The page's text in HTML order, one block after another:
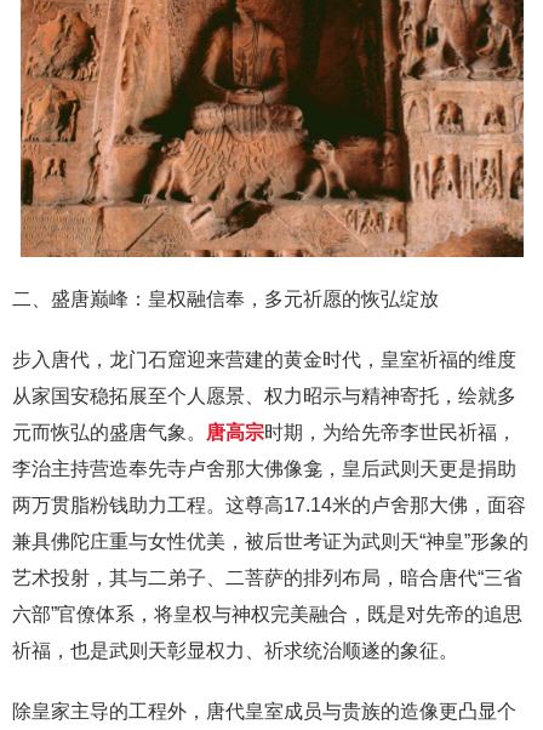
二、盛唐巅峰：皇权融信奉，多元祈愿的恢弘绽放
步入唐代，龙门石窟迎来营建的黄金时代，皇室祈福的维度
从家国安稳拓展至个人愿景、权力昭示与精神寄托，绘就多
元而恢弘的盛唐气象。
唐高宗时期，为给先帝李世民祈福，
李治主持营造奉先寺卢舍那大佛像龛，皇后武则天更是捐助
两万贯脂粉钱助力工程。这尊高17.14米的卢舍那大佛，面容
兼具佛陀庄重与女性优美，被后世考证为武则天“神皇”形象的
艺术投射，其与二弟子、二菩萨的排列布局，暗合唐代“三省
六部”官僚体系，将皇权与神权完美融合，既是对先帝的追思
祈福，也是武则天彰显权力、祈求统治顺遂的象征。
除皇家主导的工程外，唐代皇室成员与贵族的造像更凸显个